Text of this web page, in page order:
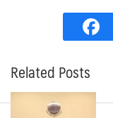
Related Posts